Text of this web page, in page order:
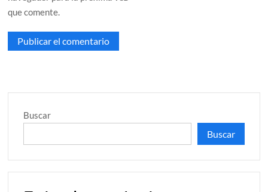
que comente.
Buscar
Buscar